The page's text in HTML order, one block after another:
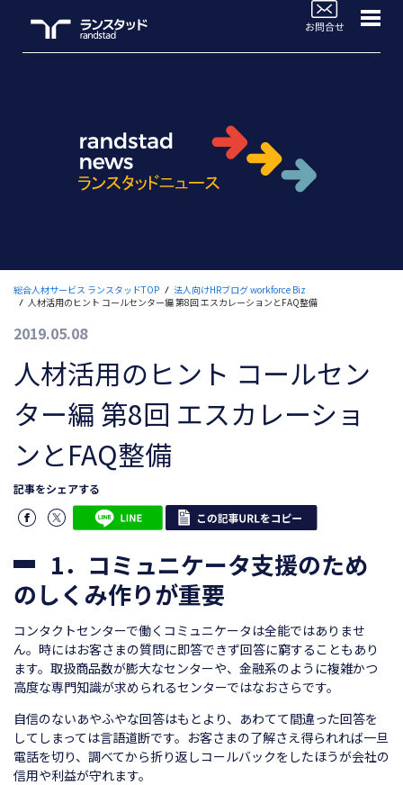
総合人材サービス ランスタッドTOP
法人向けHRブログ workforce Biz
人材活用のヒント コールセンター編 第8回 エスカレーションとFAQ整備
2019.05.08
人材活用のヒント コールセン
ター編 第8回 エスカレーショ
ンとFAQ整備
記事をシェアする
1．コミュニケータ支援のため
のしくみ作りが重要
コンタクトセンターで働くコミュニケータは全能ではありませ
ん。時にはお客さまの質問に即答できず回答に窮することもあり
ます。取扱商品数が膨大なセンターや、金融系のように複雑かつ
高度な専門知識が求められるセンターではなおさらです。
自信のないあやふやな回答はもとより、あわてて間違った回答を
してしまっては言語道断です。お客さまの了解さえ得られれば一旦
電話を切り、調べてから折り返しコールバックをしたほうが会社の
信用や利益が守れます。
WorkforceBiz
活用事例
お役立ち情報